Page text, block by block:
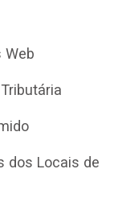
Web
dos Locais de